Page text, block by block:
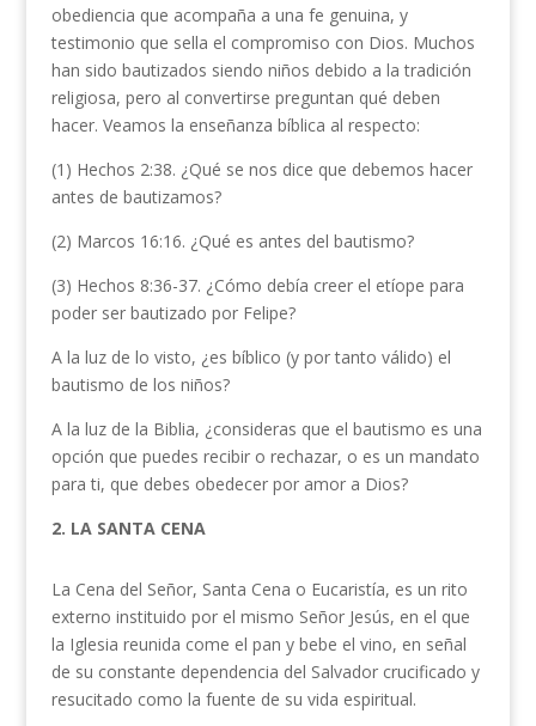
obediencia que acompaña a una fe genuina, y
testimonio que sella el compromiso con Dios. Muchos
han sido bautizados siendo niños debido a la tradición
religiosa, pero al convertirse preguntan qué deben
hacer. Veamos la enseñanza bíblica al respecto:
(1) Hechos 2:38. ¿Qué se nos dice que debemos hacer
antes de bautizamos?
(2) Marcos 16:16. ¿Qué es antes del bautismo?
(3) Hechos 8:36-37. ¿Cómo debía creer el etíope para
poder ser bautizado por Felipe?
A la luz de lo visto, ¿es bíblico (y por tanto válido) el
bautismo de los niños?
A la luz de la Biblia, ¿consideras que el bautismo es una
opción que puedes recibir o rechazar, o es un mandato
para ti, que debes obedecer por amor a Dios?
2. LA SANTA CENA
La Cena del Señor, Santa Cena o Eucaristía, es un rito
externo instituido por el mismo Señor Jesús, en el que
la Iglesia reunida come el pan y bebe el vino, en señal
de su constante dependencia del Salvador crucificado y
resucitado como la fuente de su vida espiritual.